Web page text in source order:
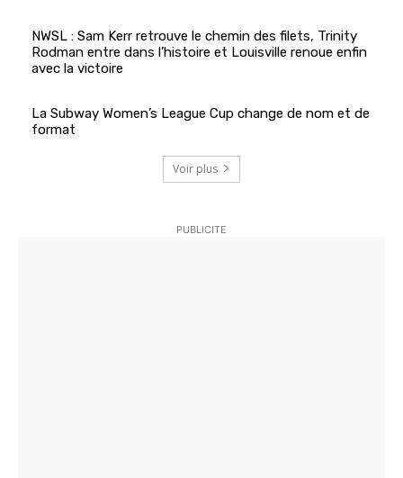
NWSL : Sam Kerr retrouve le chemin des filets, Trinity
Rodman entre dans l’histoire et Louisville renoue enfin
avec la victoire
La Subway Women’s League Cup change de nom et de
format
Voir plus